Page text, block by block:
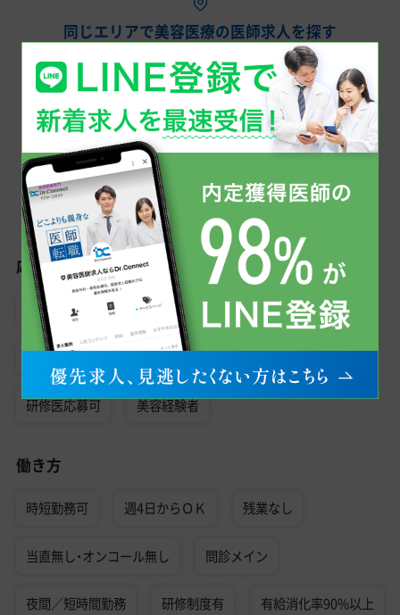
同じエリアで美容医療の医師求人を探す
中国
岡山県 広島県
こだわり検索から美容医療の医師求人を探す
応募条件
女性医師におすすめ 専門医資格不問 未経験可
男性医師におすすめ 医師3年目可 見学可
研修医応募可 美容経験者
働き方
時短勤務可 週4日からＯＫ 残業なし
当直無し・オンコール無し 問診メイン
夜間／短時間勤務 研修制度有 有給消化率90%以上